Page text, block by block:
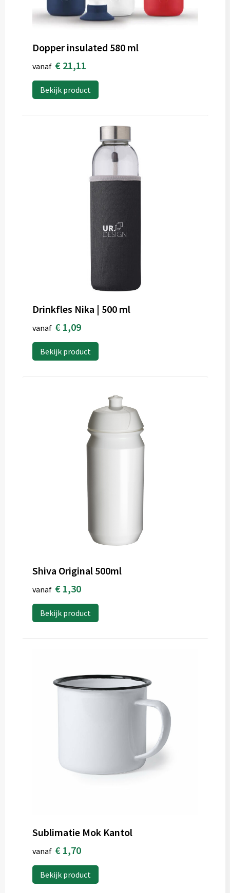
Dopper insulated 580 ml
vanaf € 21,11
Bekijk product
Drinkfles Nika | 500 ml
vanaf € 1,09
Bekijk product
Shiva Original 500ml
vanaf € 1,30
Bekijk product
Sublimatie Mok Kantol
vanaf € 1,70
Bekijk product